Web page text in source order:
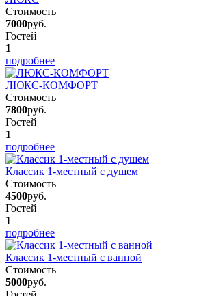
Стоимость
7000руб.
Гостей
1
подробнее
ЛЮКС-КОМФОРТ
Стоимость
7800руб.
Гостей
1
подробнее
Классик 1-местный с душем
Стоимость
4500руб.
Гостей
1
подробнее
Классик 1-местный с ванной
Стоимость
5000руб.